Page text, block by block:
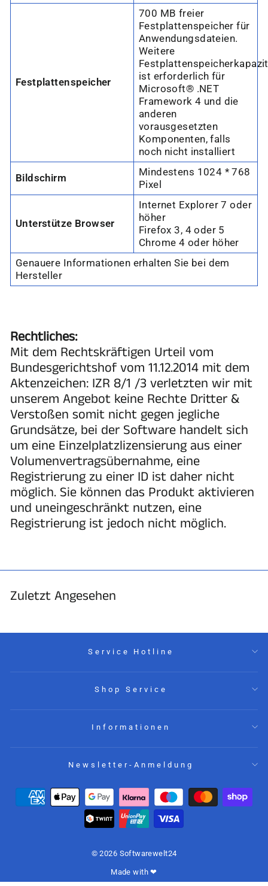
Festplattenspeicher
700 MB freier
Festplattenspeicher für
Anwendungsdateien.
Weitere
ist erforderlich für
Microsoft® .NET
Framework 4 und die
anderen
vorausgesetzten
Komponenten, falls
noch nicht installiert
Bildschirm
Mindestens 1024 * 768
Pixel
Unterstütze Browser
Internet Explorer 7 oder
höher
Firefox 3, 4 oder 5
Chrome 4 oder höher
Genauere Informationen erhalten Sie bei dem
Hersteller
Rechtliches:
Mit dem Rechtskräftigen Urteil vom
Bundesgerichtshof vom 11.12.2014 mit dem
Aktenzeichen: IZR 8/1 /3 verletzten wir mit
unserem Angebot keine Rechte Dritter &
Verstoßen somit nicht gegen jegliche
Grundsätze, bei der Software handelt sich
um eine Einzelplatzlizensierung aus einer
Volumenvertragsübernahme, eine
Registrierung zu einer ID ist daher nicht
möglich. Sie können das Produkt aktivieren
und uneingeschränkt nutzen, eine
Registrierung ist jedoch nicht möglich.
Zuletzt Angesehen
Service Hotline
Shop Service
Informationen
Newsletter-Anmeldung
© 2026 Softwarewelt24
Made with ❤